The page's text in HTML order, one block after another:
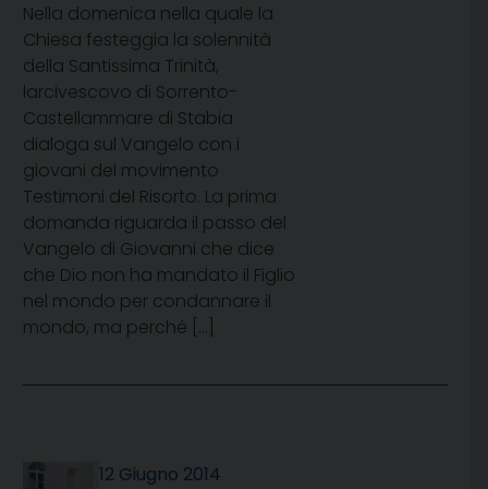
Nella domenica nella quale la
Chiesa festeggia la solennità
della Santissima Trinità,
larcivescovo di Sorrento-
Castellammare di Stabia
dialoga sul Vangelo con i
giovani del movimento
Testimoni del Risorto. La prima
domanda riguarda il passo del
Vangelo di Giovanni che dice
che Dio non ha mandato il Figlio
nel mondo per condannare il
mondo, ma perché […]
12 Giugno 2014